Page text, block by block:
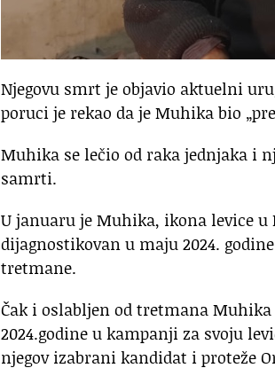
Njegovu smrt je objavio aktuelni
poruci je rekao da je Muhika bio
Muhika se lečio od raka jednjaka i
samrti.
U januaru je Muhika, ikona levice
dijagnostikovan u maju 2024.
tretmane.
Čak i oslabljen od tretmana
2024.godine u kampanji za svoju
njegov izabrani kandidat i proteže